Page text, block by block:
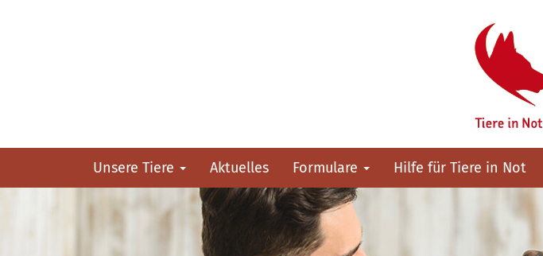
Unsere Tiere Aktuelles Formulare Hilfe für Tiere in Not